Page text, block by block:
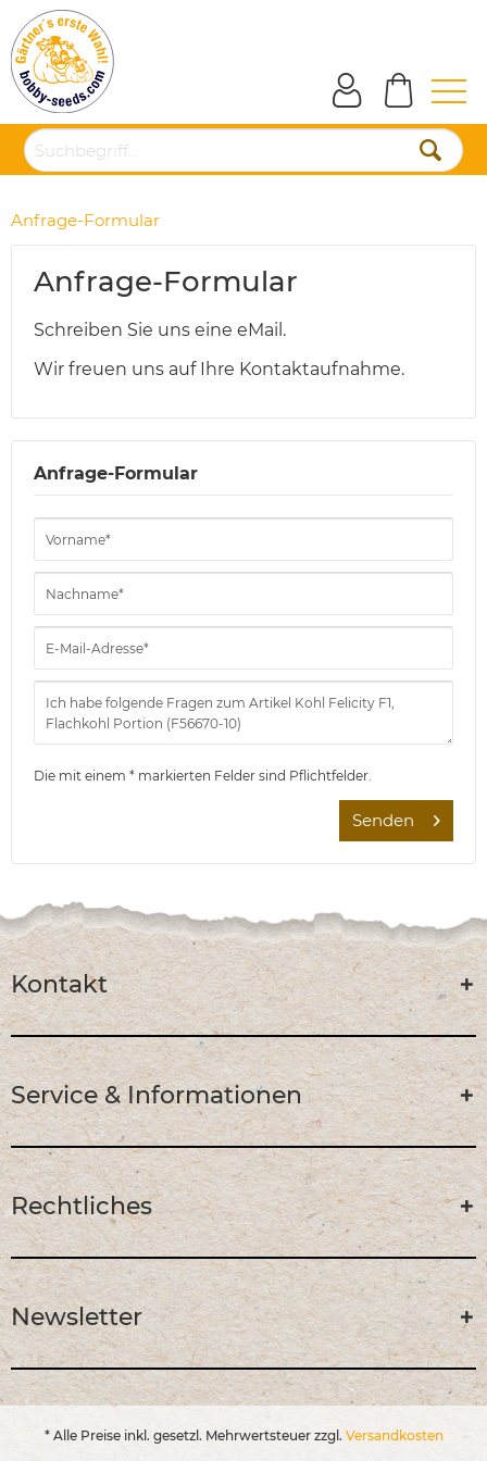
Anfrage-Formular
Anfrage-Formular
Schreiben Sie uns eine eMail.
Wir freuen uns auf Ihre Kontaktaufnahme.
Anfrage-Formular
Die mit einem * markierten Felder sind Pflichtfelder.
Senden
Kontakt
Service & Informationen
Rechtliches
Newsletter
* Alle Preise inkl. gesetzl. Mehrwertsteuer zzgl. Versandkosten